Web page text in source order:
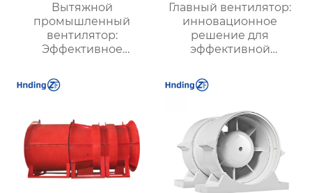
Вытяжной
промышленный
вентилятор:
Эффективное
надежной вентиляции
Главный вентилятор:
инновационное
решение для
эффективной
оптимизации работы